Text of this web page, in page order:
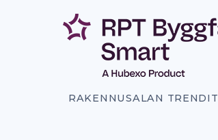
RAKENNUSALAN TRENDIT